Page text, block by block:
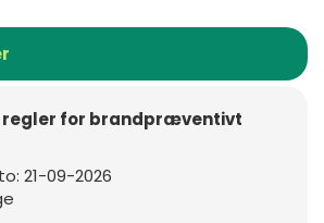
for brandpræventivt
21-09-2026